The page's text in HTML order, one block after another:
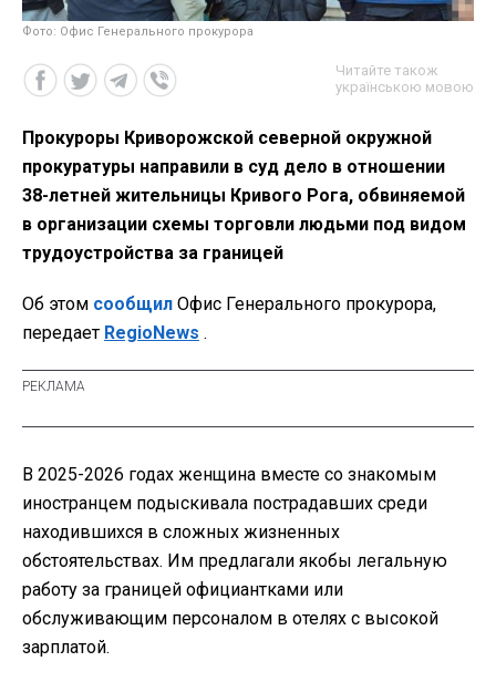
Фото: Офис Генерального прокурора
Читайте також
українською мовою
Прокуроры Криворожской северной окружной
прокуратуры направили в суд дело в отношении
38-летней жительницы Кривого Рога, обвиняемой
в организации схемы торговли людьми под видом
трудоустройства за границей
Об этом сообщил Офис Генерального прокурора,
передает RegioNews .
В 2025-2026 годах женщина вместе со знакомым
иностранцем подыскивала пострадавших среди
находившихся в сложных жизненных
обстоятельствах. Им предлагали якобы легальную
работу за границей официантками или
обслуживающим персоналом в отелях с высокой
зарплатой.